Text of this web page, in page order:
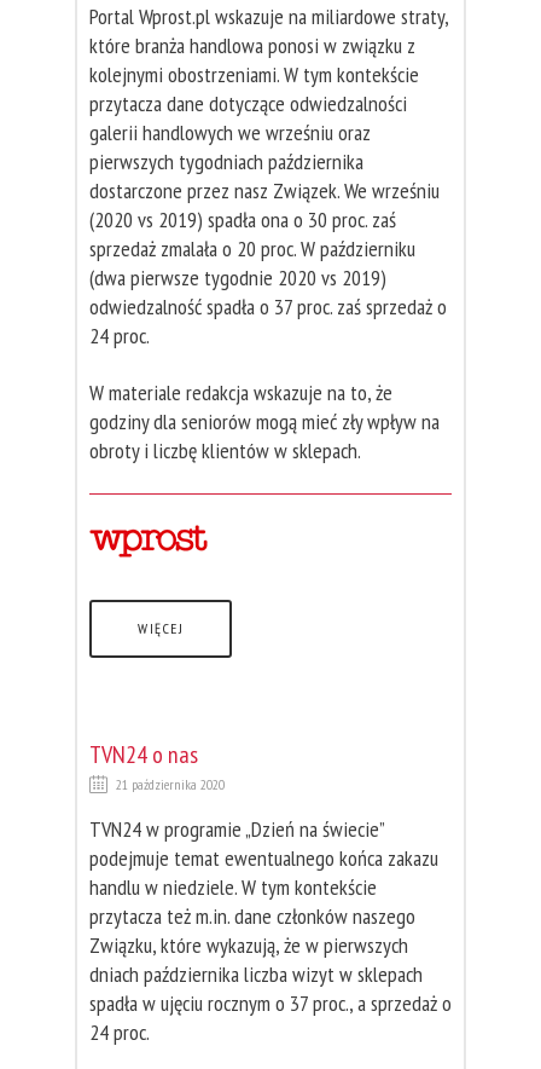
Portal Wprost.pl wskazuje na miliardowe straty,
które branża handlowa ponosi w związku z
kolejnymi obostrzeniami. W tym kontekście
przytacza dane dotyczące odwiedzalności
galerii handlowych we wrześniu oraz
pierwszych tygodniach października
dostarczone przez nasz Związek. We wrześniu
(2020 vs 2019) spadła ona o 30 proc. zaś
sprzedaż zmalała o 20 proc. W październiku
(dwa pierwsze tygodnie 2020 vs 2019)
odwiedzalność spadła o 37 proc. zaś sprzedaż o
24 proc.
W materiale redakcja wskazuje na to, że
godziny dla seniorów mogą mieć zły wpływ na
obroty i liczbę klientów w sklepach.
WIĘCEJ
TVN24 o nas
21 października 2020
TVN24 w programie „Dzień na świecie”
podejmuje temat ewentualnego końca zakazu
handlu w niedziele. W tym kontekście
przytacza też m.in. dane członków naszego
Związku, które wykazują, że w pierwszych
dniach października liczba wizyt w sklepach
spadła w ujęciu rocznym o 37 proc., a sprzedaż o
24 proc.